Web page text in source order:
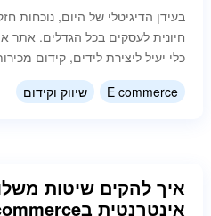
בעידן הדיגיטלי של היום, נוכחות
חיונית לעסקים בכל הגדלים. אתר
כלי יעיל ליצירת לידים, קידום
שלך. בכל הנוגע לבניית אתר
פלטפורמה פופולרית שצברה
E commerce שיווק וקידום
איך להקים שיטות
אינטרנטית בWoocommerce